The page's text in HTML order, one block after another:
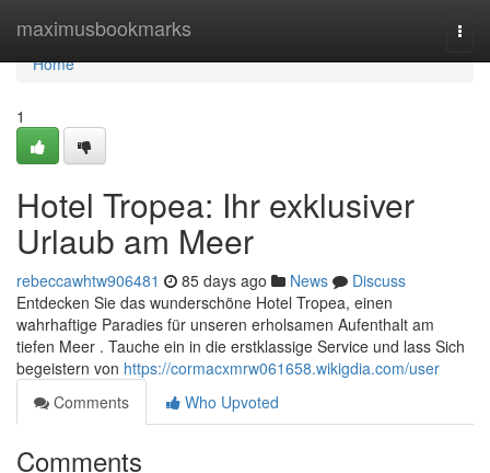
maximusbookmarks
Home
Home
1
Hotel Tropea: Ihr exklusiver
Urlaub am Meer
rebeccawhtw906481 85 days ago News
Discuss
Entdecken Sie das wunderschöne Hotel Tropea, einen
wahrhaftige Paradies für unseren erholsamen Aufenthalt am
tiefen Meer . Tauche ein in die erstklassige Service und lass Sich
begeistern von https://cormacxmrw061658.wikigdia.com/user
Comments
Who Upvoted
Comments